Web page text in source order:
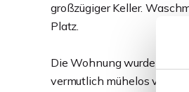
großzügiger Keller.
Platz.
Die Wohnung wurde
vermutlich mühelos